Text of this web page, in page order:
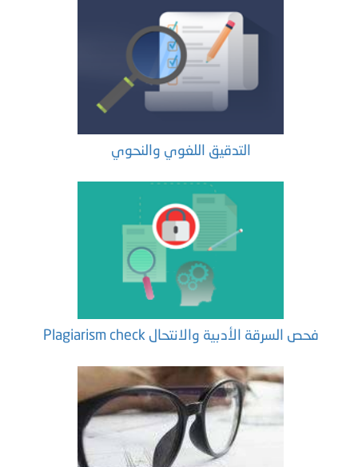
التدقيق اللغوي والنحوي
فحص السرقة الأدبية والانتحال Plagiarism check